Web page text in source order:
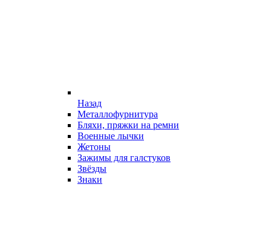
Назад
Металлофурнитура
Бляхи, пряжки на ремни
Военные лычки
Жетоны
Зажимы для галстуков
Звёзды
Знаки